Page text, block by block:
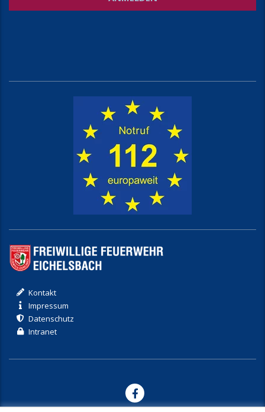
Kontakt
Impressum
Datenschutz
Intranet